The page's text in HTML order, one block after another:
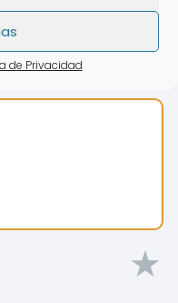
de Privacidad
★